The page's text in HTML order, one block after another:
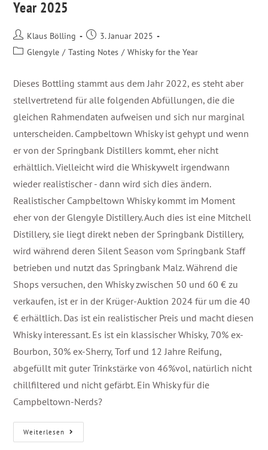
Year 2025
Klaus Bölling
3. Januar 2025
Glengyle / Tasting Notes / Whisky for the Year
Dieses Bottling stammt aus dem Jahr 2022, es steht aber
stellvertretend für alle folgenden Abfüllungen, die die
gleichen Rahmendaten aufweisen und sich nur marginal
unterscheiden. Campbeltown Whisky ist gehypt und wenn
er von der Springbank Distillers kommt, eher nicht
erhältlich. Vielleicht wird die Whiskywelt irgendwann
wieder realistischer - dann wird sich dies ändern.
Realistischer Campbeltown Whisky kommt im Moment
eher von der Glengyle Distillery. Auch dies ist eine Mitchell
Distillery, sie liegt direkt neben der Springbank Distillery,
wird während deren Silent Season vom Springbank Staff
betrieben und nutzt das Springbank Malz. Während die
Shops versuchen, den Whisky zwischen 50 und 60 € zu
verkaufen, ist er in der Krüger-Auktion 2024 für um die 40
€ erhältlich. Das ist ein realistischer Preis und macht diesen
Whisky interessant. Es ist ein klassischer Whisky, 70% ex-
Bourbon, 30% ex-Sherry, Torf und 12 Jahre Reifung,
abgefüllt mit guter Trinkstärke von 46%vol, natürlich nicht
chillfiltered und nicht gefärbt. Ein Whisky für die
Campbeltown-Nerds?
Weiterlesen